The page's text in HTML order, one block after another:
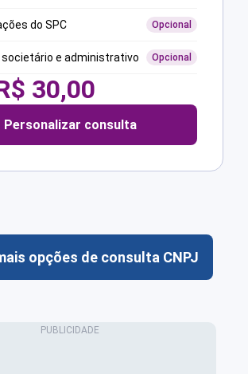
do SPC Opcional
societário e administrativo Opcional
30,00
Personalizar consulta
opções de consulta CNPJ